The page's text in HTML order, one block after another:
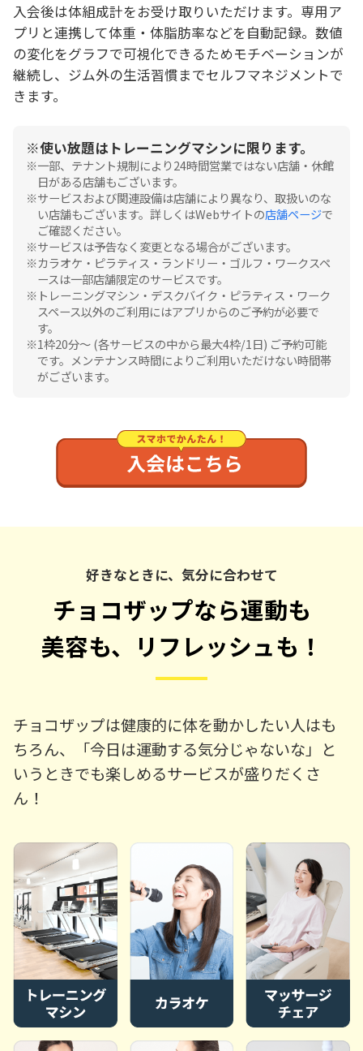
入会後は体組成計をお受け取りいただけます。専用ア
プリと連携して体重・体脂肪率などを自動記録。数値
の変化をグラフで可視化できるためモチベーションが
継続し、ジム外の生活習慣までセルフマネジメントで
きます。
使い放題はトレーニングマシンに限ります。
一部、テナント規制により24時間営業ではない店舗・休館
日がある店舗もございます。
サービスおよび関連設備は店舗により異なり、取扱いのな
い店舗もございます。詳しくはWebサイトの店舗ページで
ご確認ください。
サービスは予告なく変更となる場合がございます。
カラオケ・ピラティス・ランドリー・ゴルフ・ワークスペ
ースは一部店舗限定のサービスです。
トレーニングマシン・デスクバイク・ピラティス・ワーク
スペース以外のご利用にはアプリからのご予約が必要で
す。
1枠20分〜 (各サービスの中から最大4枠/1日) ご予約可能
です。メンテナンス時間によりご利用いただけない時間帯
がございます。
好きなときに、気分に合わせて
チョコザップなら運動も
美容も、リフレッシュも！
チョコザップは健康的に体を動かしたい人はも
ちろん、「今日は運動する気分じゃないな」と
いうときでも楽しめるサービスが盛りだくさ
ん！